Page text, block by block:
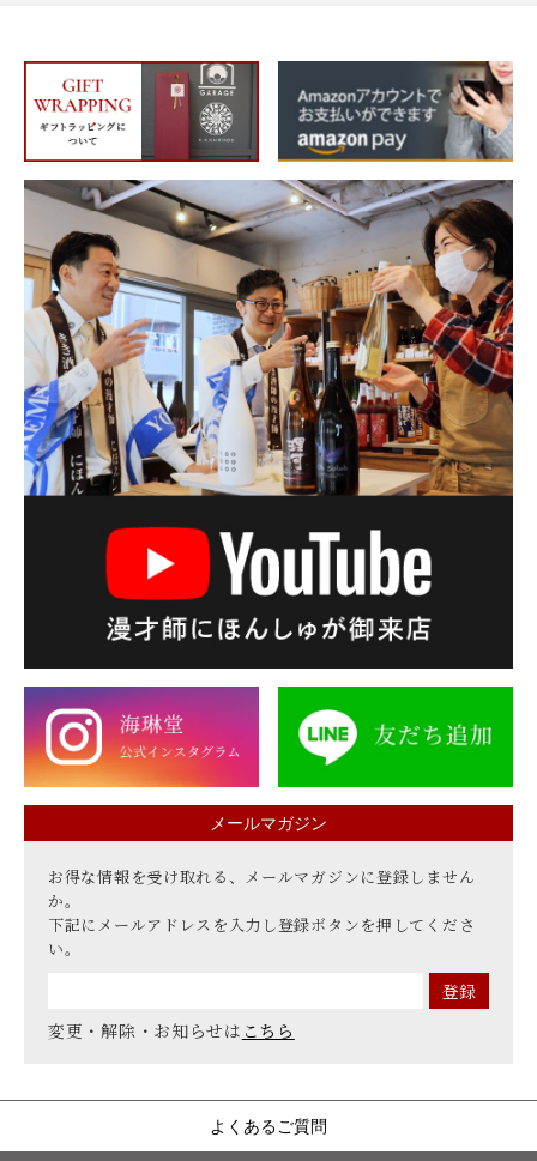
メールマガジン
お得な情報を受け取れる、メールマガジンに登録しません
か。
下記にメールアドレスを入力し登録ボタンを押してくださ
い。
変更・解除・お知らせは こちら
よくあるご質問